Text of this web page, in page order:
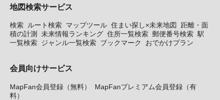
地図検索サービス
検索 ルート検索 マップツール 住まい探し×未来地図
距離・面
積の計測
未来情報ランキング 住所一覧検索 郵便番号検索 駅
一覧検索 ジャンル一覧検索 ブックマーク おでかけプラン
会員向けサービス
MapFan会員登録（無料）
MapFanプレミアム会員登録（有
料）